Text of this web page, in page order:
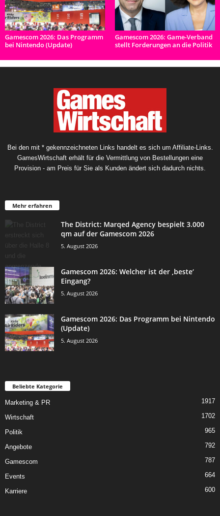
Gamescom 2026: Das Programm
bei Nintendo (Update)
Gamescom 2026: Game-Verband
stellt Forderungen an die Politik
Bei den mit * gekennzeichneten Links handelt es sich um Affiliate-Links.
GamesWirtschaft erhält für die Vermittlung von Bestellungen eine
Provision - am Preis für Sie als Kunden ändert sich dadurch nichts.
Mehr erfahren
The District: Marqed Agency bespielt 3.000
qm auf der Gamescom 2026
5. August 2026
Gamescom 2026: Welcher ist der ‚beste‘
Eingang?
5. August 2026
Gamescom 2026: Das Programm bei Nintendo
(Update)
5. August 2026
Beliebte Kategorie
Marketing & PR 1917
Wirtschaft 1702
Politik 965
Angebote 792
Gamescom 787
Events 664
Karriere 600